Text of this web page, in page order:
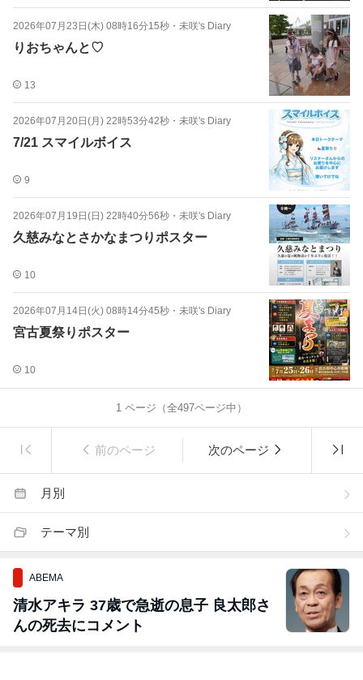
2026年07月23日(木) 08時16分15秒 ・ 未咲's Diary
りおちゃんと♡
13
2026年07月20日(月) 22時53分42秒 ・ 未咲's Diary
7/21 スマイルボイス
9
2026年07月19日(日) 22時40分56秒 ・ 未咲's Diary
久慈みなとさかなまつりポスター
10
2026年07月14日(火) 08時14分45秒 ・ 未咲's Diary
宮古夏祭りポスター
10
1 ページ（全497ページ中）
前のページ 次のページ
月別
テーマ別
ABEMA
清水アキラ 37歳で急逝の息子 良太郎さ
んの死去にコメント